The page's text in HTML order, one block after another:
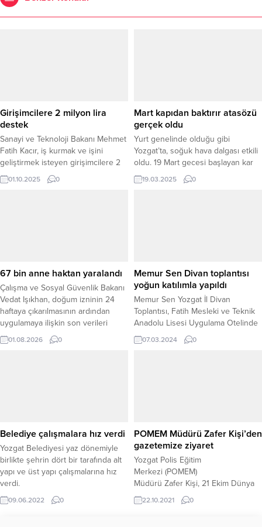
Girişimcilere 2 milyon lira
destek
Sanayi ve Teknoloji Bakanı Mehmet
Fatih Kacır, iş kurmak ve işini
geliştirmek isteyen girişimcilere 2
milyon liraya kadar destek
sağladıklarını açıkladı. Başvurular 1-
imalat, bilişim...
01.10.2025 0
Mart kapıdan baktırır atasözü
gerçek oldu
Yurt genelinde olduğu gibi
Yozgat’ta, soğuk hava dalgası etkili
oldu. 19 Mart gecesi başlayan kar
yağışı kenti beyaza bürüdü.
Yozgatlılar, Mart ayında kar
karşısında...
19.03.2025 0
67 bin anne haktan yaralandı
Çalışma ve Sosyal Güvenlik Bakanı
Vedat Işıkhan, doğum izninin 24
haftaya çıkarılmasının ardından
uygulamaya ilişkin son verileri
paylaştı. Işıkhan, şimdiye kadar
toplam 67 bin 709 annenin uzatılan
01.08.2026 0
Memur Sen Divan toplantısı
yoğun katılımla yapıldı
Memur Sen Yozgat İl Divan
Toplantısı, Fatih Mesleki ve Teknik
Anadolu Lisesi Uygulama Otelinde
yoğun bir katılımla gerçekleştirildi.
Toplantıya, siyasi ve sivil toplum
07.03.2024 0
Belediye çalışmalara hız verdi
Yozgat Belediyesi yaz dönemiyle
birlikte şehrin dört bir tarafında alt
yapı ve üst yapı çalışmalarına hız
verdi.
09.06.2022 0
POMEM Müdürü Zafer Kişi’den
gazetemize ziyaret
Yozgat Polis Eğitim
Merkezi (POMEM)
Müdürü Zafer Kişi, 21 Ekim Dünya
Gazeteciler Günü dolayısıyla
gazetemizi ziyaret ederek
22.10.2021 0